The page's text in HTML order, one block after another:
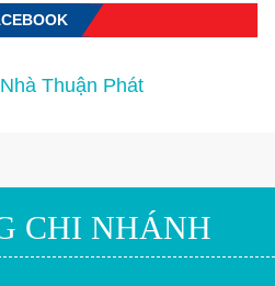
Thuận Phát
CHI NHÁNH